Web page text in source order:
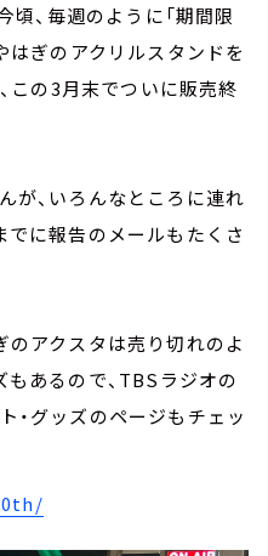
、毎週のように「期間限
はぎのアクリルスタンドを
この3月末でついに販売終
が、いろんなところに連れ
でに報告のメールもたくさ
のアクスタは売り切れのよ
もあるので、TBSラジオの
・グッズのページもチェッ